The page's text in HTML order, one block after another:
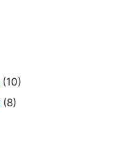
(10)
(8)